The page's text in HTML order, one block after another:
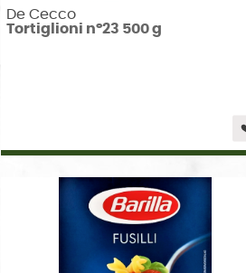
De Cecco
Tortiglioni n°23 500 g